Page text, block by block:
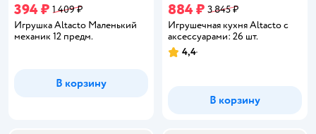
394 ₽ 1 409 ₽
Игрушка Altacto Маленький
механик 12 предм.
В корзину
884 ₽ 3 845 ₽
Игрушечная кухня Altacto с
аксессуарами: 26 шт.
Рейтинг:
4,4
В корзину